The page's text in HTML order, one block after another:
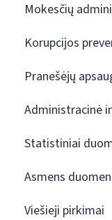
Mokesčių
Korupcijos
Pranešėjų
Administracinė
Statistiniai
Asmens
Viešieji pirkimai